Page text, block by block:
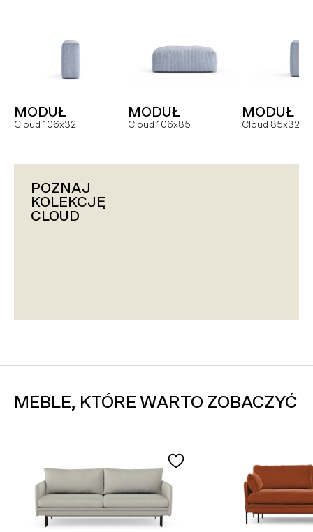
MODUŁ
Cloud 106x32
MODUŁ
Cloud 106x85
MODUŁ
Cloud 85x32
POZNAJ
KOLEKCJĘ
CLOUD
FOTEL
Slay
MODUŁ
Slay MC
MODUŁ
Slay ML
MEBLE, KTÓRE WARTO ZOBACZYĆ